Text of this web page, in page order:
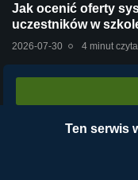
Jak ocenić oferty
uczestników w
2026-07-30 4 minut
Stara centrala vs
Ten serwis